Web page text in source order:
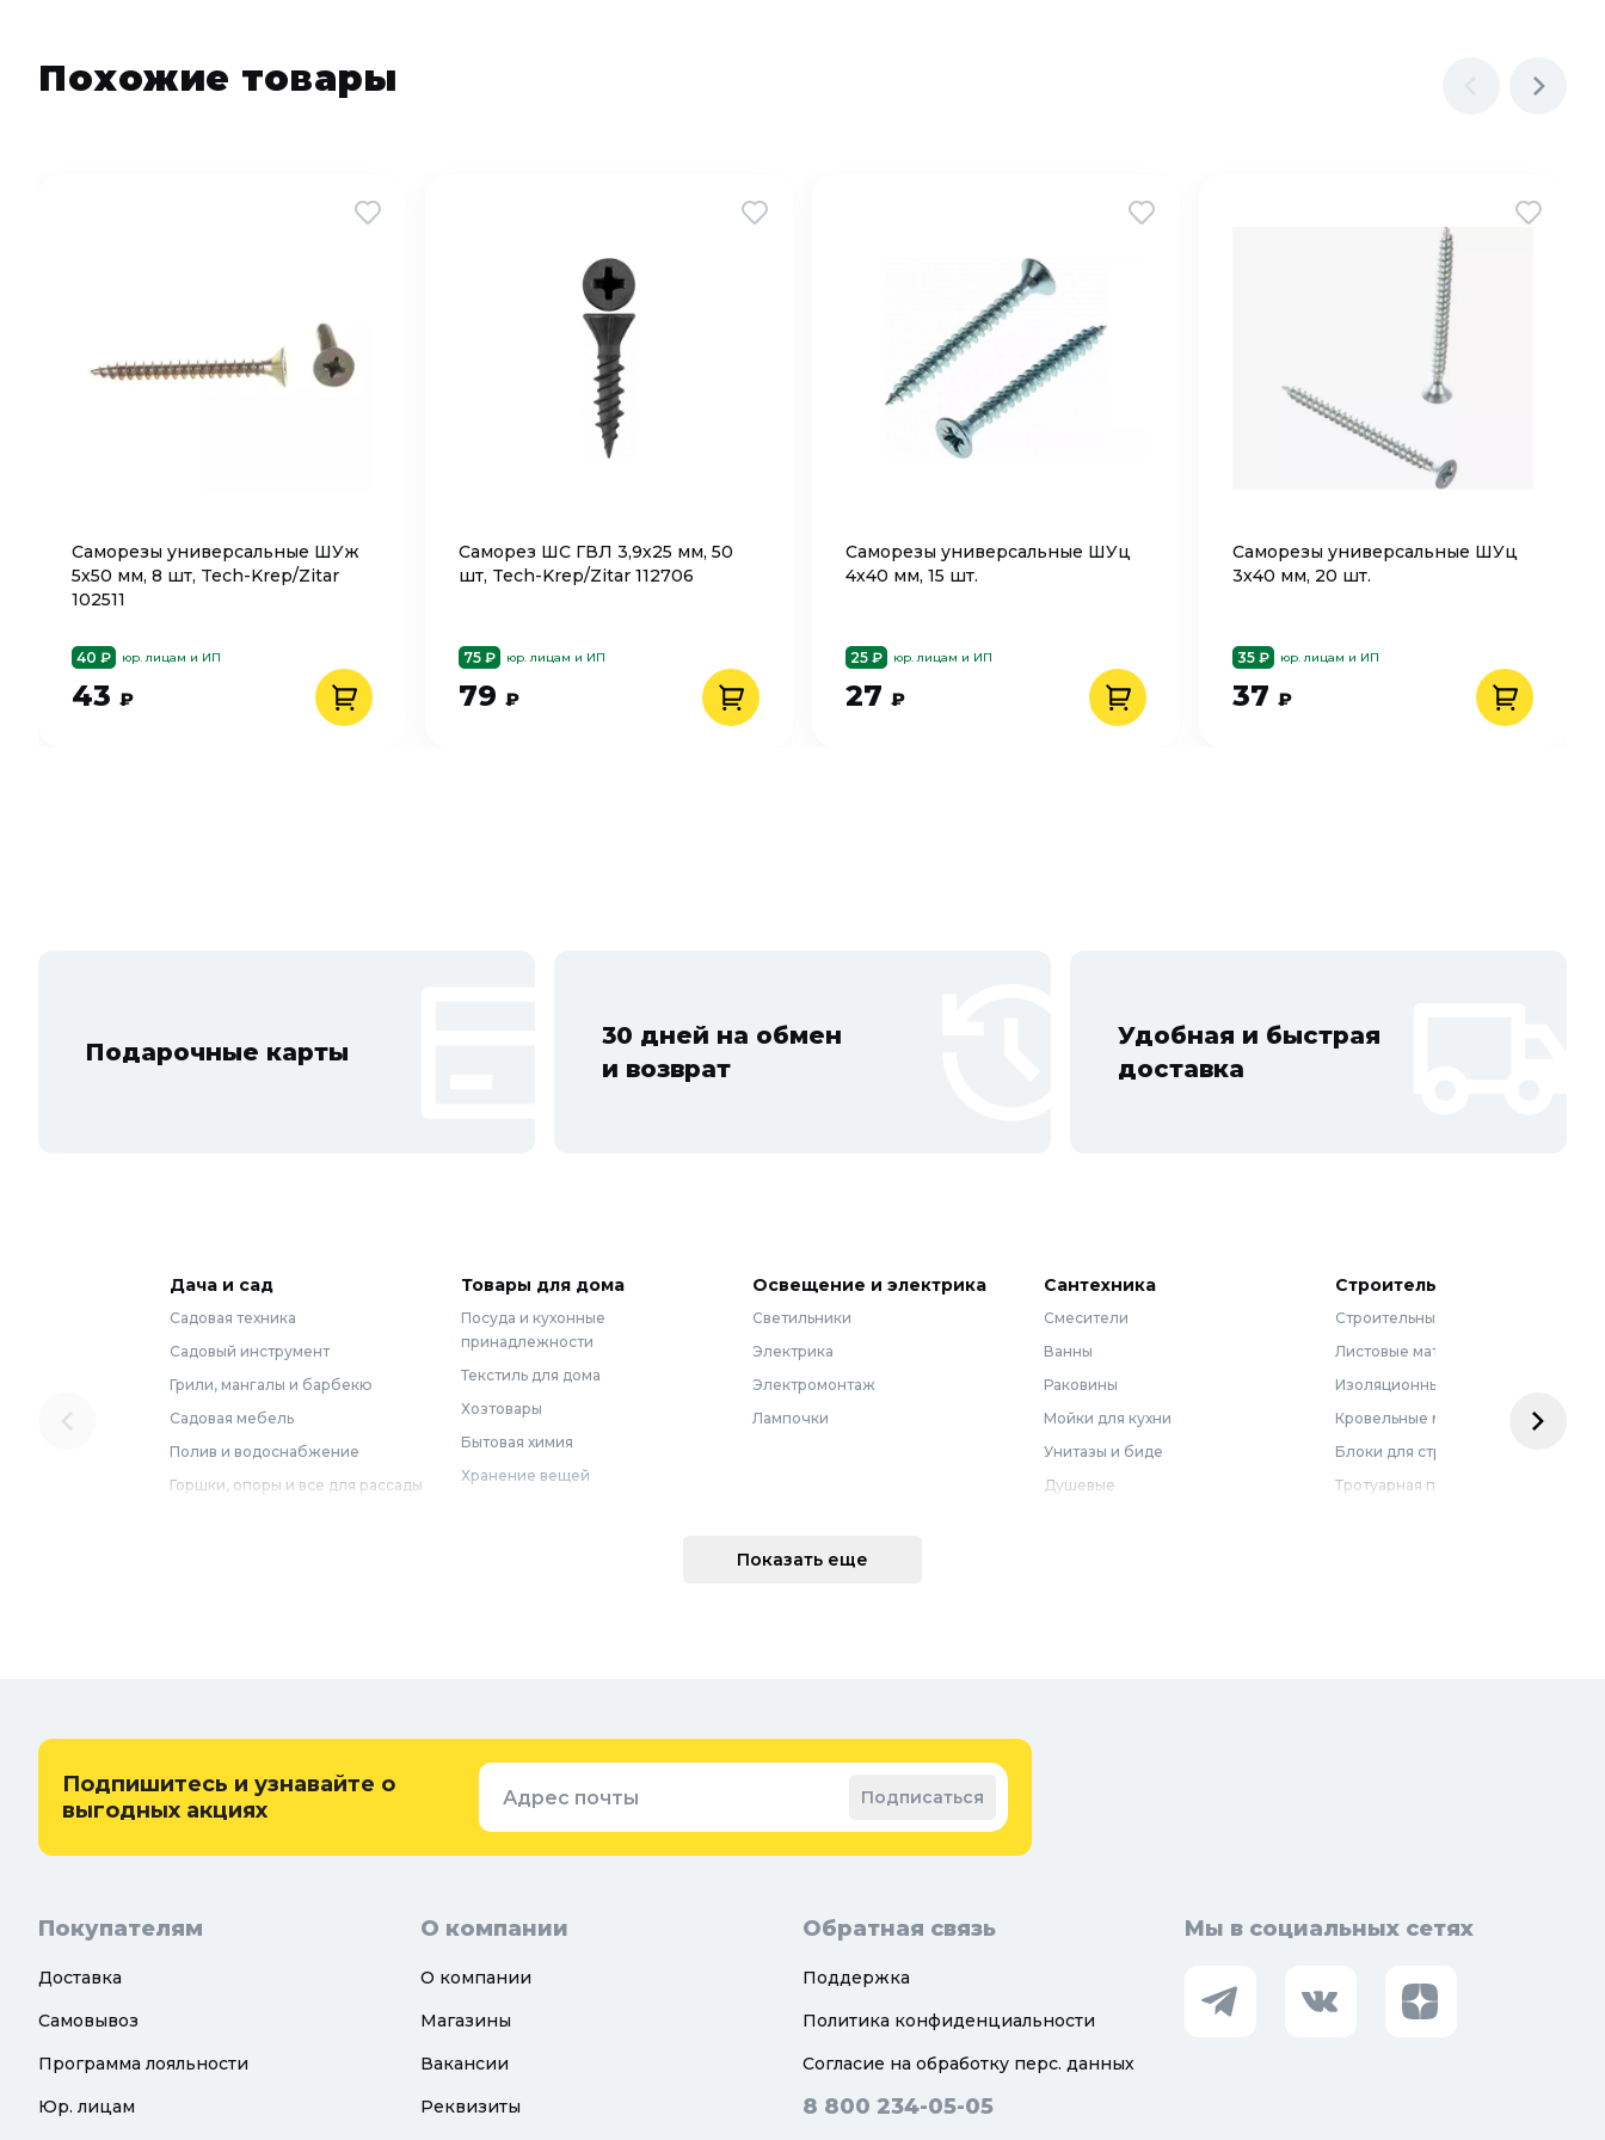
Похожие товары
Саморезы универсальные ШУж
5х50 мм, 8 шт, Tech-Krep/Zitar
102511
40 ₽ юр. лицам и ИП
43 ₽
Саморез ШС ГВЛ 3,9х25 мм, 50
шт, Tech-Krep/Zitar 112706
75 ₽ юр. лицам и ИП
79 ₽
Саморезы универсальные ШУц
4х40 мм, 15 шт.
25 ₽ юр. лицам и ИП
27 ₽
Саморезы универсальные ШУц
3х40 мм, 20 шт.
35 ₽ юр. лицам и ИП
37 ₽
Подарочные карты
30 дней на обмен
и возврат
Удобная и быстрая
доставка
Дача и сад
Садовая техника
Садовый инструмент
Грили, мангалы и барбекю
Садовая мебель
Полив и водоснабжение
Горшки, опоры и все для рассады
Теплицы, парники и укрывной
материал
Товары для дома
Посуда и кухонные
принадлежности
Текстиль для дома
Хозтовары
Бытовая химия
Хранение вещей
Придверные коврики
Освещение и электрика
Светильники
Электрика
Электромонтаж
Лампочки
Сантехника
Смесители
Ванны
Раковины
Мойки для кухни
Унитазы и биде
Душевые
Строительные материалы
Строительные смеси
Листовые материалы
Изоляционные материалы
Кровельные материалы
Блоки для строительства
Тротуарная плитка
Показать еще
Подпишитесь и узнавайте о
выгодных акциях
Адрес почты Подписаться
Покупателям
Доставка
Самовывоз
Программа лояльности
Юр. лицам
О компании
О компании
Магазины
Вакансии
Реквизиты
Обратная связь
Поддержка
Политика конфиденциальности
Согласие на обработку перс. данных
8 800 234-05-05
Мы в социальных сетях